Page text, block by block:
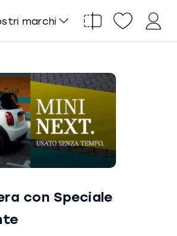
marchi
con Speciale